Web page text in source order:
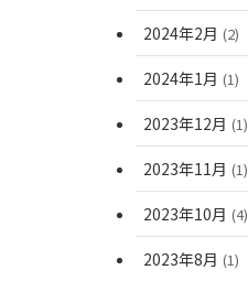
2024年2月 (2)
2024年1月 (1)
2023年12月 (1)
2023年11月 (1)
2023年10月 (4)
2023年8月 (1)